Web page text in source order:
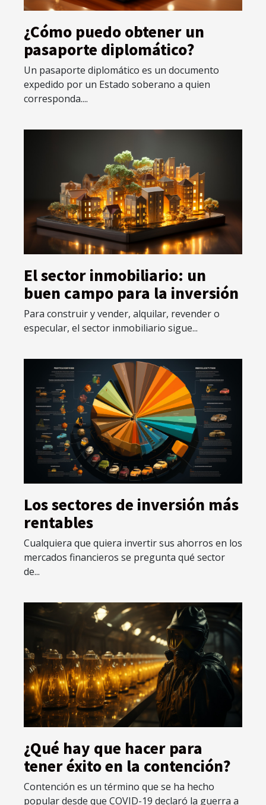
¿Cómo puedo obtener un
pasaporte diplomático?
Un pasaporte diplomático es un documento
expedido por un Estado soberano a quien
corresponda....
El sector inmobiliario: un
buen campo para la inversión
Para construir y vender, alquilar, revender o
especular, el sector inmobiliario sigue...
Los sectores de inversión más
rentables
Cualquiera que quiera invertir sus ahorros en los
mercados financieros se pregunta qué sector
de...
¿Qué hay que hacer para
tener éxito en la contención?
Contención es un término que se ha hecho
popular desde que COVID-19 declaró la guerra a